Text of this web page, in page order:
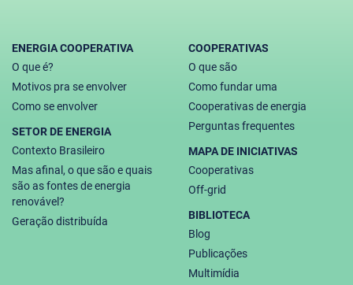
ENERGIA COOPERATIVA
O que é?
Motivos pra se envolver
Como se envolver
SETOR DE ENERGIA
Contexto Brasileiro
Mas afinal, o que são e quais
são as fontes de energia
renovável?
Geração distribuída
COOPERATIVAS
O que são
Como fundar uma
Cooperativas de energia
Perguntas frequentes
MAPA DE INICIATIVAS
Cooperativas
Off-grid
BIBLIOTECA
Blog
Publicações
Multimídia